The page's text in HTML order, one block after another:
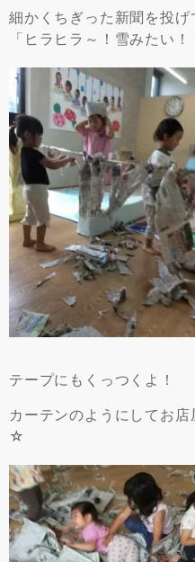
細かくちぎった新聞を投げ
「ヒラヒラ～！雪みたい！
テープにもくっつくよ！
カーテンのようにしてお
☆